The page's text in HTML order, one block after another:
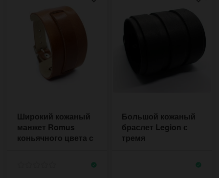
Широкий кожаный
манжет Romus
коньячного цвета с
Большой кожаный
браслет Legion с
тремя